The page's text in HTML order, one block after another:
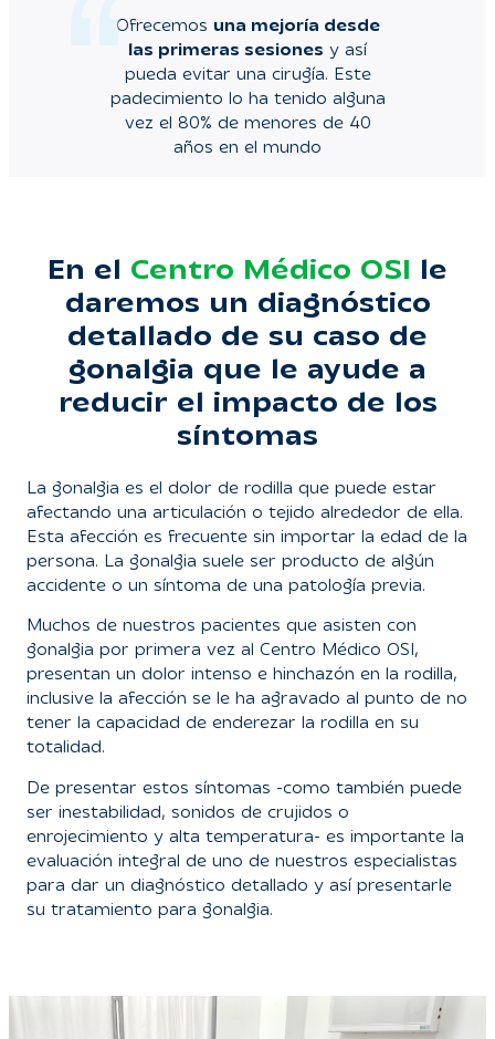
Ofrecemos una mejoría desde
las primeras sesiones y así
pueda evitar una cirugía. Este
padecimiento lo ha tenido alguna
vez el 80% de menores de 40
años en el mundo
En el Centro Médico OSI le
daremos un diagnóstico
detallado de su caso de
gonalgia que le ayude a
reducir el impacto de los
síntomas
La gonalgia es el dolor de rodilla que puede estar
afectando una articulación o tejido alrededor de ella.
Esta afección es frecuente sin importar la edad de la
persona. La gonalgia suele ser producto de algún
accidente o un síntoma de una patología previa.
Muchos de nuestros pacientes que asisten con
gonalgia por primera vez al Centro Médico OSI,
presentan un dolor intenso e hinchazón en la rodilla,
inclusive la afección se le ha agravado al punto de no
tener la capacidad de enderezar la rodilla en su
totalidad.
De presentar estos síntomas -como también puede
ser inestabilidad, sonidos de crujidos o
enrojecimiento y alta temperatura- es importante la
evaluación integral de uno de nuestros especialistas
para dar un diagnóstico detallado y así presentarle
su tratamiento para gonalgia.